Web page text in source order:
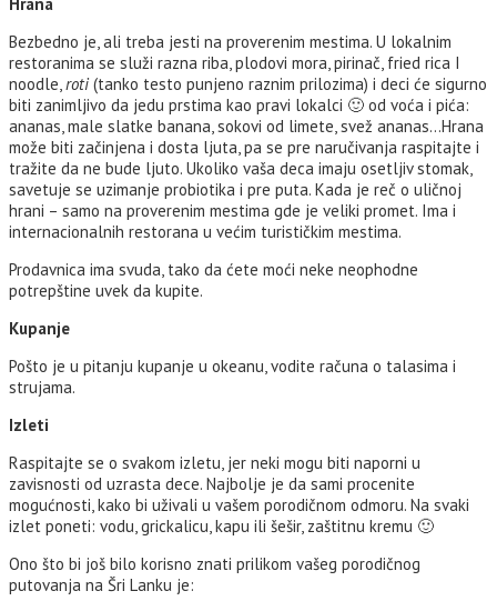
Hrana
Bezbedno je, ali treba jesti na proverenim mestima. U lokalnim
restoranima se služi razna riba, plodovi mora, pirinač, fried rica I
noodle,roti(tanko testo punjeno raznim prilozima) i deci će sigurno
biti zanimljivo da jedu prstima kao pravi lokalci 🙂 od voća i pića:
ananas, male slatke banana, sokovi od limete, svež ananas…Hrana
može biti začinjena i dosta ljuta, pa se pre naručivanja raspitajte i
tražite da ne bude ljuto. Ukoliko vaša deca imaju osetljiv stomak,
savetuje se uzimanje probiotika i pre puta. Kada je reč o uličnoj
hrani – samo na proverenim mestima gde je veliki promet. Ima i
internacionalnih restorana u većim turističkim mestima.
Prodavnica ima svuda, tako da ćete moći neke neophodne
potrepštine uvek da kupite.
Kupanje
Pošto je u pitanju kupanje u okeanu, vodite računa o talasima i
strujama.
Izleti
Raspitajte se o svakom izletu, jer neki mogu biti naporni u
zavisnosti od uzrasta dece. Najbolje je da sami procenite
mogućnosti, kako bi uživali u vašem porodičnom odmoru. Na svaki
izlet poneti: vodu, grickalicu, kapu ili šešir, zaštitnu kremu 🙂
Ono što bi još bilo korisno znati prilikom vašeg porodičnog
putovanja na Šri Lanku je: